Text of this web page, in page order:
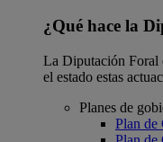
¿Qué hace la
La Diputación Foral
el estado estas
Planes de
Plan de